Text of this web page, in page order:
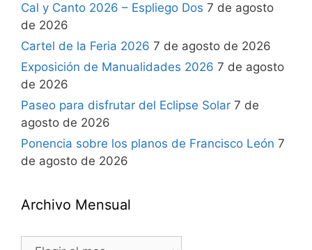
Cal y Canto 2026 – Espliego Dos 7 de agosto
de 2026
Cartel de la Feria 2026 7 de agosto de 2026
Exposición de Manualidades 2026 7 de agosto
de 2026
Paseo para disfrutar del Eclipse Solar 7 de
agosto de 2026
Ponencia sobre los planos de Francisco León 7
de agosto de 2026
Archivo Mensual